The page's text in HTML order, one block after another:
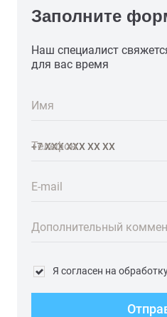
Заполните
Наш специалист
для вас время
Имя
Телефон
E-mail
Дополнительный
Я согласен на